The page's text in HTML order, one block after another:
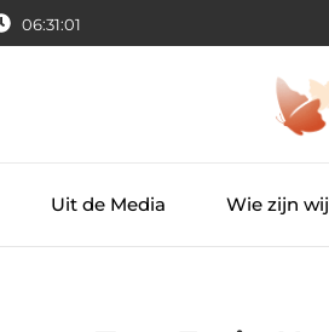
06:31:01
Uit de Media Wie zijn